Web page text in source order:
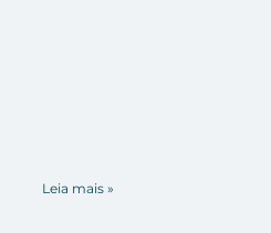
Leia mais »